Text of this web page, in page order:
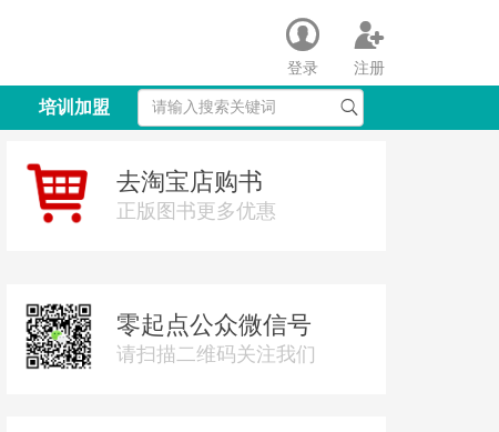
登录 注册
培训加盟
去淘宝店购书
正版图书更多优惠
零起点公众微信号
请扫描二维码关注我们